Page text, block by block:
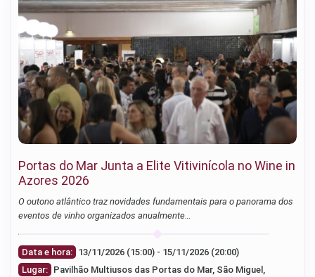
Portas do Mar Junta a Elite Vitivinícola no Wine in
Azores 2026
O outono atlântico traz novidades fundamentais para o panorama dos
eventos de vinho organizados anualmente…
Data e hora:
13/11/2026 (15:00) - 15/11/2026 (20:00)
Lugar: Pavilhão Multiusos das Portas do Mar, São Miguel,